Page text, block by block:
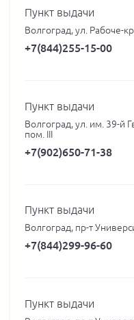
Пункт выдачи
Волгоград, ул. Рабоче-
+7(844)255-15-00
Пункт выдачи
Волгоград, ул. им. 39-й
пом. III
+7(902)650-71-38
Пункт выдачи
Волгоград, пр-т
+7(844)299-96-60
Пункт выдачи